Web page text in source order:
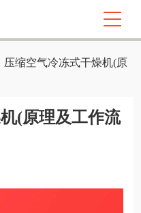
压缩空气冷冻式干燥机(原
(原理及工作流